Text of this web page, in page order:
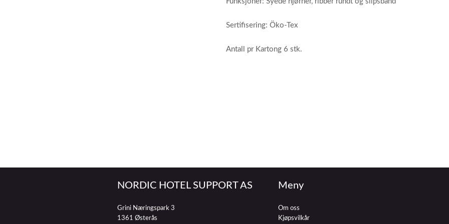
Sertifisering: Öko-Tex
Antall pr Kartong 6 stk.
NORDIC HOTEL SUPPORT AS
Grini Næringspark 3
1361 Østerås
Meny
Om oss
Kjøpsvilkår